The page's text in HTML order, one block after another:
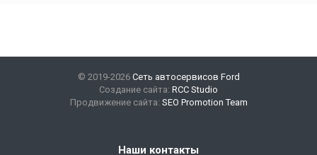
© 2019-2026 Сеть автосервисов Ford
Создание сайта: RCC Studio
Продвижение сайта: SEO Promotion Team
Наши контакты